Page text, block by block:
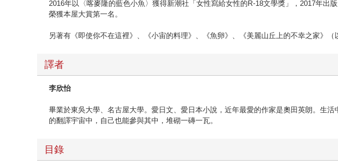
2016年以〈喀麥隆的藍色小魚〉獲得新潮社「女性寫給女性的R-18文學獎」，2017年出
榮獲本屋大賞第一名。
另著有《即使你不在這裡》、《小宙的料理》、《魚卵》、《美麗山丘上的不幸之家》（
譯者
李欣怡
畢業於東吳大學、名古屋大學。愛日文、愛日本小說，近年最愛的作家是奧田英朗。生
的翻譯宇宙中，自己也能參與其中，堆砌一磚一瓦。
目錄